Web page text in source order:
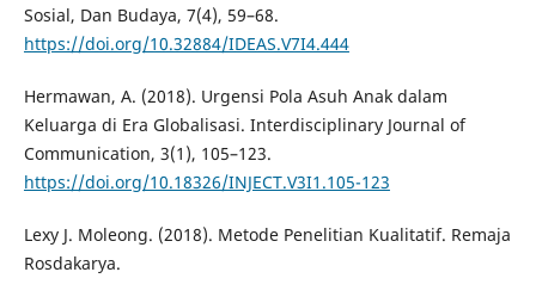
Sosial, Dan Budaya, 7(4), 59–68.
https://doi.org/10.32884/IDEAS.V7I4.444
Hermawan, A. (2018). Urgensi Pola Asuh Anak dalam
Keluarga di Era Globalisasi. Interdisciplinary Journal of
Communication, 3(1), 105–123.
https://doi.org/10.18326/INJECT.V3I1.105-123
Lexy J. Moleong. (2018). Metode Penelitian Kualitatif. Remaja
Rosdakarya.